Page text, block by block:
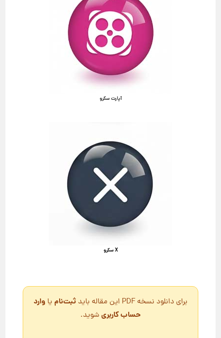
آپارت سکرو
X سکرو
برای دانلود نسخه PDF این مقاله باید ثبت‌نام یا وارد
حساب کاربریشوید.